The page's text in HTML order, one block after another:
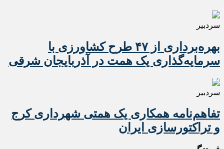
سردبیر
بهره‌برداری از ۴۷ طرح کشاورزی با
سرمایه‌گذاری یک همت در آذربایجان شرقی
سردبیر
تفاهم‌نامه همکاری یک همتی شهرداری کرج
و تراکتورسازی ایران